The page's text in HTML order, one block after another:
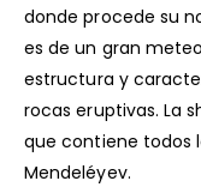
donde procede su
es de un gran
estructura y
rocas eruptivas. La
que contiene todos
Mendeléyev.